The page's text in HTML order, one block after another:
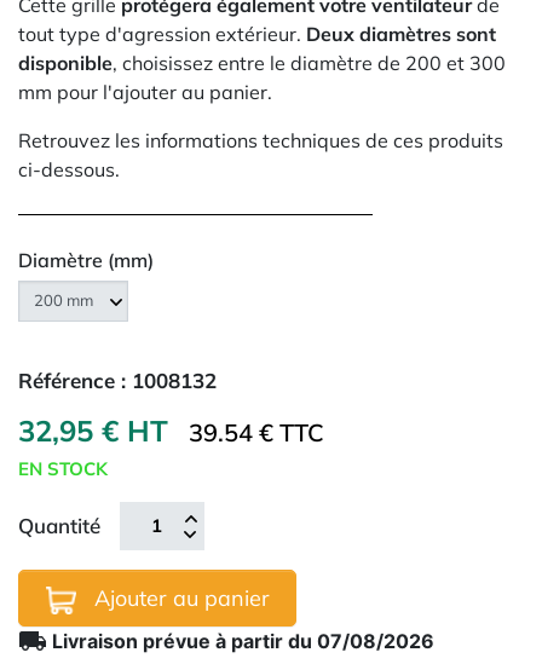
Cette grille protégera également votre ventilateurde
tout type d'agression extérieur. Deux diamètres sont
disponible, choisissez entre le diamètre de 200 et 300
mm pour l'ajouter au panier.
Retrouvez les informations techniques de ces produits
ci-dessous.
Diamètre (mm)
Référence : 1008132
32,95 € HT 39.54 € TTC
EN STOCK
Quantité
Ajouter au panier
local_shipping Livraison prévue à partir du 07/08/2026